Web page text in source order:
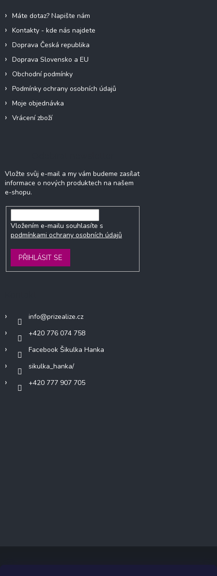
Máte dotaz? Napište nám
Kontakty - kde nás najdete
Doprava Česká republika
Doprava Slovensko a EU
Obchodní podmínky
Podmínky ochrany osobních údajů
Moje objednávka
Vrácení zboží
Vložte svůj e-mail a my vám budeme zasílat
informace o nových produktech na našem
e-shopu.
Vložením e-mailu souhlasíte s
podmínkami ochrany osobních údajů
PŘIHLÁSIT SE
info@prizealize.cz
+420 776 074 758
Facebook Šikulka Hanka
sikulka_hanka/
+420 777 907 705